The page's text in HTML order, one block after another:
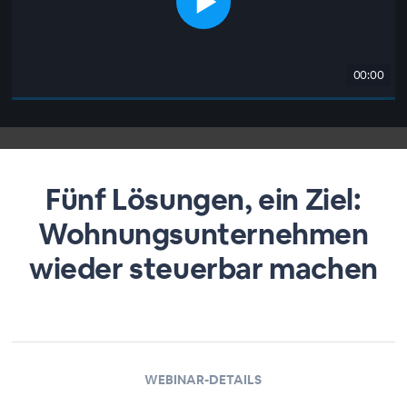
00:00
Fünf Lösungen, ein Ziel:
Wohnungsunternehmen
wieder steuerbar machen
WEBINAR-DETAILS